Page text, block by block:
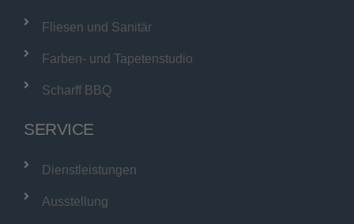
Fliesen und Sanitär
Farben- und Tapetenstudio
Scharff BBQ
SERVICE
Dienstleistungen
Ausstellung